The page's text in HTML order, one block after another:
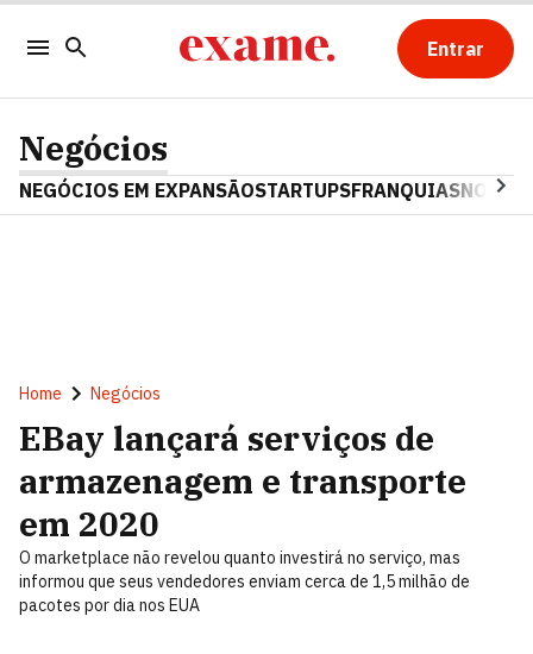
Entrar
Negócios
NEGÓCIOS EM EXPANSÃOSTARTUPSFRANQUIAS
Home Negócios
EBay lançará serviços de
armazenagem e transporte
em 2020
O marketplace não revelou quanto investirá no serviço, mas
informou que seus vendedores enviam cerca de 1,5 milhão de
pacotes por dia nos EUA